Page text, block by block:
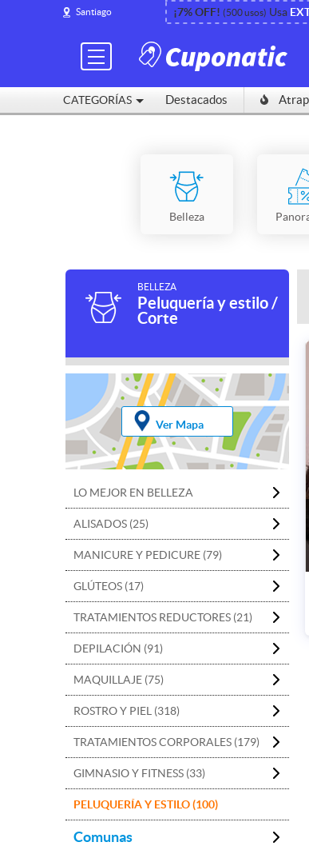
Santiago ¡7% OFF! (500 usos) Usa
CATEGORÍAS Destacados
Belleza
BELLEZA
Peluquería y estilo /
Corte
Ver Mapa
LO MEJOR EN BELLEZA
ALISADOS (25)
MANICURE Y PEDICURE (79)
GLÚTEOS (17)
TRATAMIENTOS REDUCTORES (21)
DEPILACIÓN (91)
MAQUILLAJE (75)
ROSTRO Y PIEL (318)
TRATAMIENTOS CORPORALES (179)
GIMNASIO Y FITNESS (33)
PELUQUERÍA Y ESTILO (100)
Comunas